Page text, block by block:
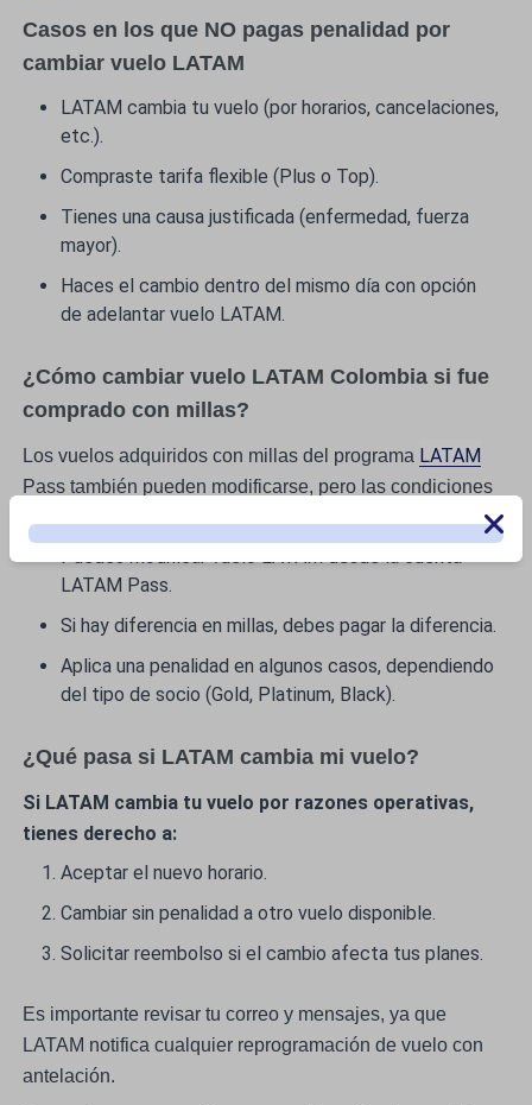
Casos en los que NO pagas penalidad por
cambiar vuelo LATAM
LATAM cambia tu vuelo (por horarios, cancelaciones,
etc.).
Compraste tarifa flexible (Plus o Top).
Tienes una causa justificada (enfermedad, fuerza
mayor).
Haces el cambio dentro del mismo día con opción
de adelantar vuelo LATAM.
¿Cómo cambiar vuelo LATAM Colombia si fue
comprado con millas?
Los vuelos adquiridos con millas del programa LATAM
Pass también pueden modificarse, pero las condiciones
Puedes modificar vuelo LATAM desde la cuenta
LATAM Pass.
Si hay diferencia en millas, debes pagar la diferencia.
Aplica una penalidad en algunos casos, dependiendo
del tipo de socio (Gold, Platinum, Black).
¿Qué pasa si LATAM cambia mi vuelo?
Si LATAM cambia tu vuelo por razones operativas,
tienes derecho a:
Aceptar el nuevo horario.
Cambiar sin penalidad a otro vuelo disponible.
Solicitar reembolso si el cambio afecta tus planes.
Es importante revisar tu correo y mensajes, ya que
LATAM notifica cualquier reprogramación de vuelo con
antelación.